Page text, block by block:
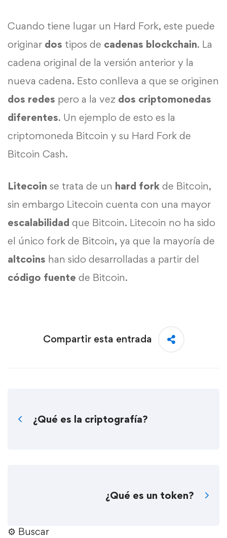
Cuando tiene lugar un Hard Fork, este puede
originar dos tipos de cadenas blockchain. La
cadena original de la versión anterior y la
nueva cadena. Esto conlleva a que se originen
dos redes pero a la vez dos criptomonedas
diferentes. Un ejemplo de esto es la
criptomoneda Bitcoin y su Hard Fork de
Bitcoin Cash.
Litecoin se trata de un hard fork de Bitcoin,
sin embargo Litecoin cuenta con una mayor
escalabilidad que Bitcoin. Litecoin no ha sido
el único fork de Bitcoin, ya que la mayoría de
altcoins han sido desarrolladas a partir del
código fuente de Bitcoin.
Compartir esta entrada
¿Qué es la criptografía?
¿Qué es un token?
⚙︎ Buscar